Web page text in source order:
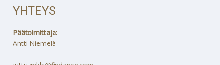
YHTEYS
Päätoimittaja:
Antti Niemelä